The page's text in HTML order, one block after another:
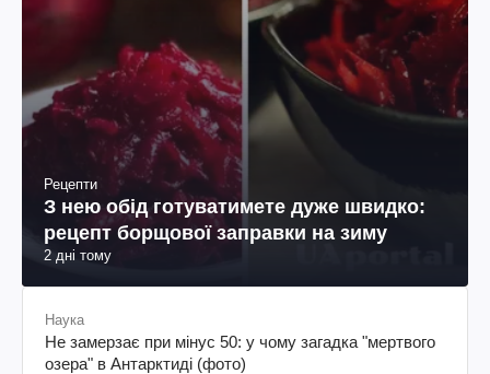
Рецепти
З нею обід готуватимете дуже швидко:
рецепт борщової заправки на зиму
2 дні тому
Наука
Не замерзає при мінус 50: у чому загадка "мертвого
озера" в Антарктиді (фото)